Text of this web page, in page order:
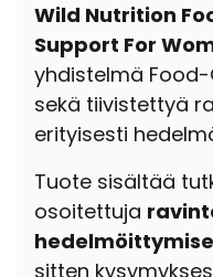
Wild Nutrition
Support For
yhdistelmä
sekä tiivistettyä
erityisesti
Tuote sisältää
osoitettuja
sitten